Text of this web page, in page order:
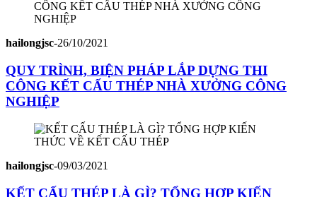
hailongjsc-26/10/2021
QUY TRÌNH, BIỆN PHÁP LẮP DỰNG THI
CÔNG KẾT CẤU THÉP NHÀ XƯỞNG CÔNG
NGHIỆP
hailongjsc-09/03/2021
KẾT CẤU THÉP LÀ GÌ? TỔNG HỢP KIẾN